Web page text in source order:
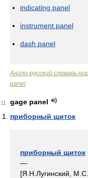
indicating panel
instrument panel
dash panel
Англо-русский словарь
panel
11
gage panel
приборный щиток
приборный щиток
—
[Я.Н.Лугинский,